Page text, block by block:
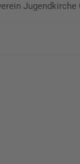
Jugendkirche